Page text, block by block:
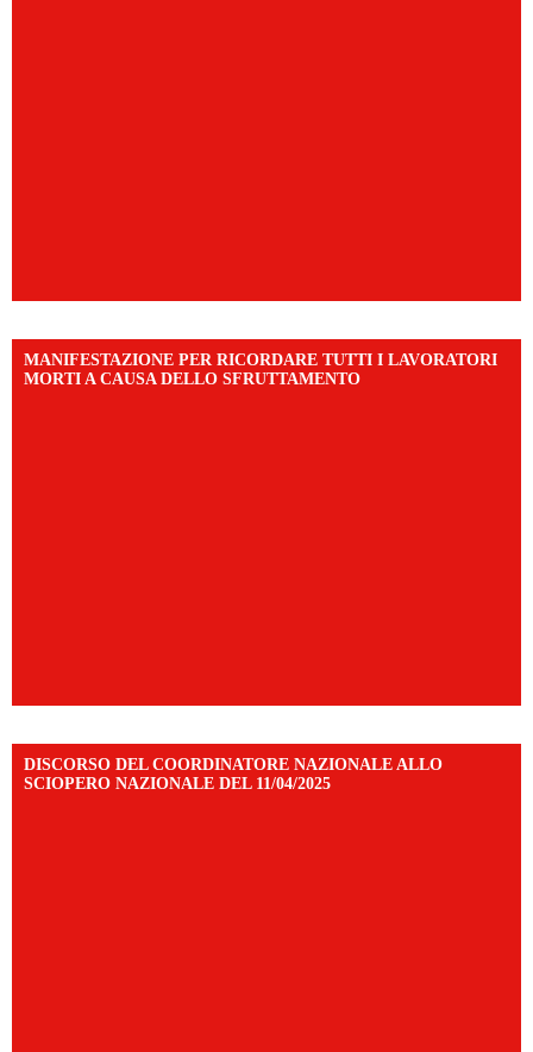
MANIFESTAZIONE PER RICORDARE TUTTI I LAVORATORI
MORTI A CAUSA DELLO SFRUTTAMENTO
DISCORSO DEL COORDINATORE NAZIONALE ALLO
SCIOPERO NAZIONALE DEL 11/04/2025